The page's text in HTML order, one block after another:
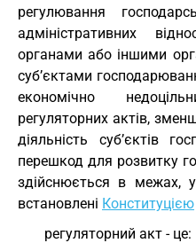
регулювання
адміністративних
органами або іншими
суб’єктами
економічно
регуляторних актів,
діяльність суб’єктів
перешкод для розвитку
здійснюється в межах,
встановлені Конституцією
регуляторний акт - це: